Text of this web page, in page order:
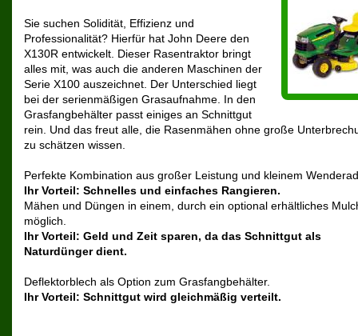
Sie suchen Solidität, Effizienz und
Professionalität? Hierfür hat John Deere den
X130R entwickelt. Dieser Rasentraktor bringt
alles mit, was auch die anderen Maschinen der
Serie X100 auszeichnet. Der Unterschied liegt
bei der serienmäßigen Grasaufnahme. In den
Grasfangbehälter passt einiges an Schnittgut
rein. Und das freut alle, die Rasenmähen ohne große
zu schätzen wissen.
Perfekte Kombination aus großer Leistung und kleinem
Ihr Vorteil: Schnelles und einfaches Rangieren.
Mähen und Düngen in einem, durch ein optional erhältliches
möglich.
Ihr Vorteil: Geld und Zeit sparen, da das Schnittgut als
Naturdünger dient.
Deflektorblech als Option zum Grasfangbehälter.
Ihr Vorteil: Schnittgut wird gleichmäßig verteilt.